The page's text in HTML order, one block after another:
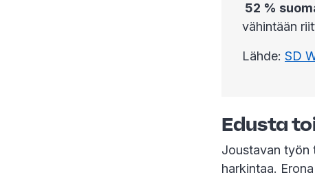
52 %
vähintään
Lähde: SD
Edusta
Joustavan työn
harkintaa.